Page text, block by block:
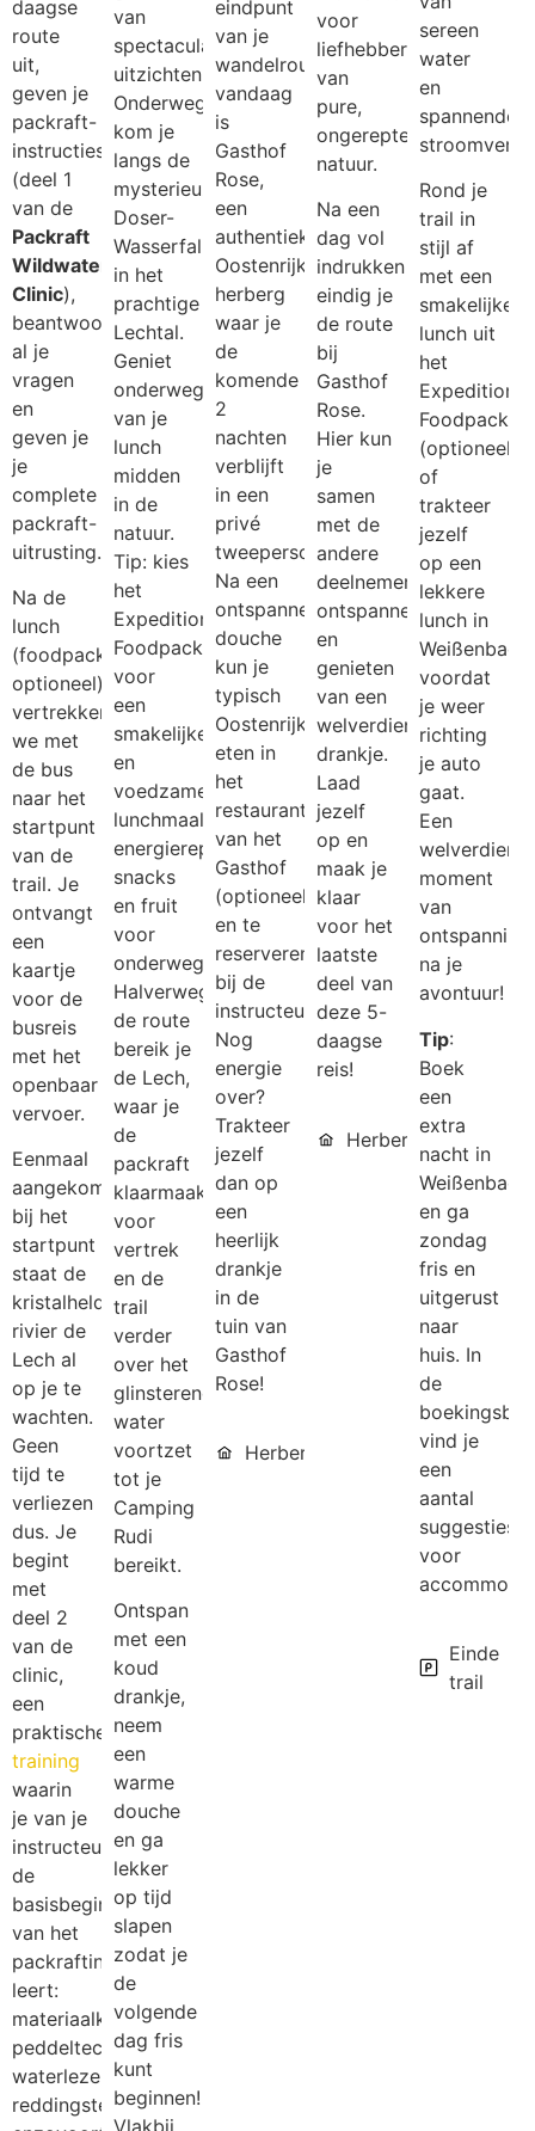
daagse
route
uit,
geven je
packraft-
instructies
(deel 1
van de
Packraft
Wildwater
Clinic),
beantwoorden
al je
vragen
en
geven je
je
complete
packraft-
uitrusting.
Na de
lunch
(foodpack
optioneel)
vertrekken
we met
de bus
naar het
startpunt
van de
trail. Je
ontvangt
een
kaartje
voor de
busreis
met het
openbaar
vervoer.
Eenmaal
aangekomen
bij het
startpunt
staat de
kristalheldere
rivier de
Lech al
op je te
wachten.
Geen
tijd te
verliezen
dus. Je
begint
met
deel 2
van de
clinic,
een
praktische
training
waarin
je van je
instructeur
de
basisbeginselen
van het
packrafting
leert:
materiaalkennis,
peddeltechniek,
waterlezen,
reddingstechniek
van
spectaculaire
uitzichten.
Onderweg
kom je
langs de
mysterieuze
Doser-
Wasserfall
in het
prachtige
Lechtal.
Geniet
onderweg
van je
lunch
midden
in de
natuur.
Tip: kies
het
Expedition
Foodpack
voor
een
smakelijke
en
voedzame
lunchmaaltijd,
energierepen,
snacks
en fruit
voor
onderweg.
Halverwege
de route
bereik je
de Lech,
waar je
de
packraft
klaarmaakt
voor
vertrek
en de
trail
verder
over het
glinsterende
water
voortzet
tot je
Camping
Rudi
bereikt.
Ontspan
met een
koud
drankje,
neem
een
warme
douche
en ga
lekker
op tijd
slapen
zodat je
de
volgende
dag fris
kunt
beginnen!
eindpunt
van je
wandelroute
vandaag
is
Gasthof
Rose,
een
authentiek
Oostenrijkse
herberg
waar je
de
komende
2
nachten
verblijft
in een
privé
tweepersoonskamer.
Na een
ontspannende
douche
kun je
typisch
Oostenrijks
eten in
het
restaurant
van het
Gasthof
(optioneel
en te
reserveren
bij de
instructeur).
Nog
energie
over?
Trakteer
jezelf
dan op
een
heerlijk
drankje
in de
tuin van
Gasthof
Rose!
Herberg
voor
liefhebbers
van
pure,
ongerepte
natuur.
Na een
dag vol
indrukken
eindig je
de route
bij
Gasthof
Rose.
Hier kun
je
samen
met de
andere
deelnemers
ontspannen
en
genieten
van een
welverdiend
drankje.
Laad
jezelf
op en
maak je
klaar
voor het
laatste
deel van
deze 5-
daagse
reis!
Herberg
sereen
water
en
spannende
Rond je
trail in
stijl af
met een
smakelijke
lunch uit
het
Expedition
Foodpack
(optioneel),
of
trakteer
jezelf
op een
lekkere
lunch in
Weißenbach
voordat
je weer
richting
je auto
gaat.
Een
welverdiend
moment
van
ontspanning
na je
avontuur!
Tip:
Boek
een
extra
nacht in
Weißenbach
en ga
zondag
fris en
uitgerust
naar
huis. In
de
vind je
een
aantal
suggesties
voor
Einde
trail